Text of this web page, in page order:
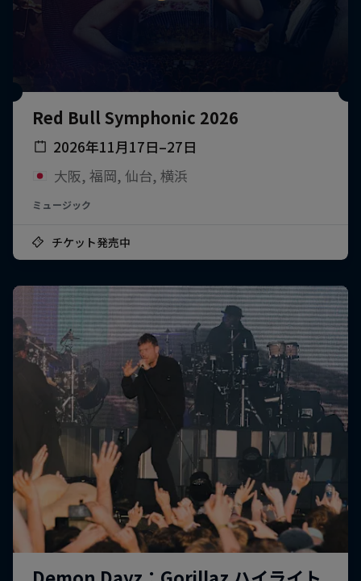
Red Bull Symphonic 2026
2026年11月17日–27日
大阪, 福岡, 仙台, 横浜
ミュージック
チケット発売中